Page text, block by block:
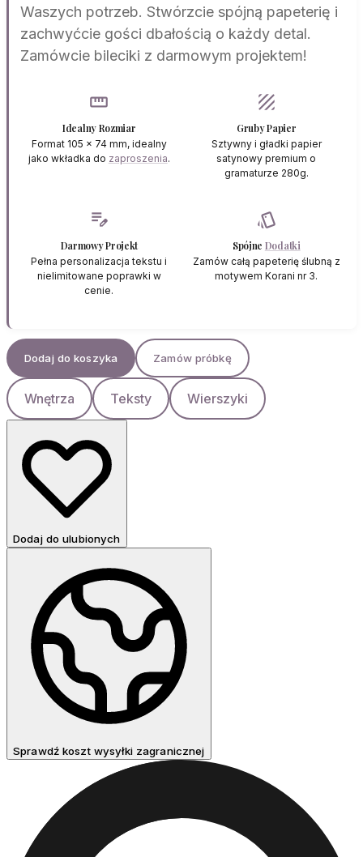
Waszych potrzeb. Stwórzcie spójną papeterię i
zachwyćcie gości dbałością o każdy detal.
Zamówcie bileciki z darmowym projektem!
straighten
Idealny Rozmiar
Format 105 x 74 mm, idealny
jako wkładka do zaproszenia.
texture
Gruby Papier
Sztywny i gładki papier
satynowy premium o
gramaturze 280g.
edit_note
Darmowy Projekt
Pełna personalizacja tekstu i
nielimitowane poprawki w
cenie.
style
Spójne Dodatki
Zamów całą papeterię ślubną z
motywem Korani nr 3.
Dodaj do koszyka Zamów próbkę
Wnętrza Teksty Wierszyki
Dodaj do ulubionych
Sprawdź koszt wysyłki zagranicznej